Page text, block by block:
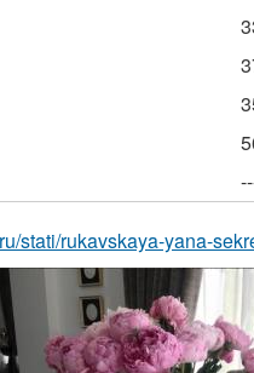
stati/rukavskaya-yana-